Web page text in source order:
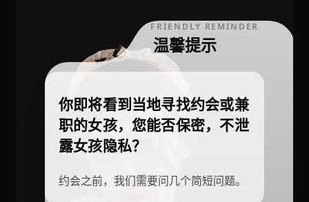
FRIENDLY REMINDER
温馨提示
你即将看到当地寻找约会或兼
职的女孩，您能否保密，不泄
露女孩隐私？
约会之前，我们需要问几个简短问题。